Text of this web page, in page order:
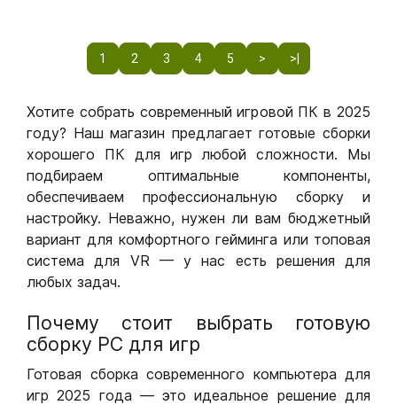
1 2 3 4 5 > >|
Хотите собрать современный игровой ПК в 2025
году? Наш магазин предлагает готовые сборки
хорошего ПК для игр любой сложности. Мы
подбираем оптимальные компоненты,
обеспечиваем профессиональную сборку и
настройку. Неважно, нужен ли вам бюджетный
вариант для комфортного гейминга или топовая
система для VR — у нас есть решения для
любых задач.
Почему стоит выбрать готовую
сборку РС для игр
Готовая сборка современного компьютера для
игр 2025 года — это идеальное решение для